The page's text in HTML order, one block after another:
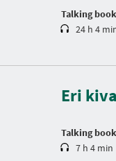
Talking book
n
24 h 4
Eri
Talking book
r
t
n
7 h 4 min